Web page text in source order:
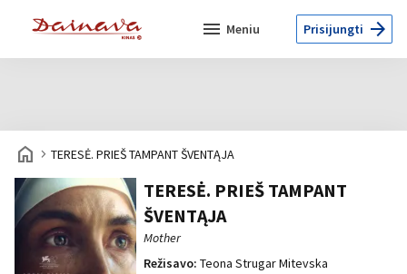
menu Meniu Prisijungti arrow_forward
home navigate_next TERESĖ. PRIEŠ TAMPANT ŠVENTĄJA
TERESĖ. PRIEŠ TAMPANT
ŠVENTĄJA
Mother
Režisavo: Teona Strugar Mitevska